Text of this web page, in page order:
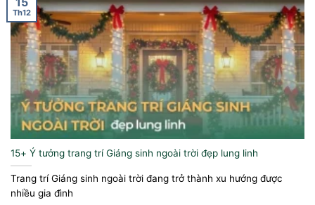
15+ Ý tưởng trang trí Giáng sinh ngoài trời đẹp lung linh
Trang trí Giáng sinh ngoài trời đang trở thành xu hướng được
nhiều gia đình
Th12